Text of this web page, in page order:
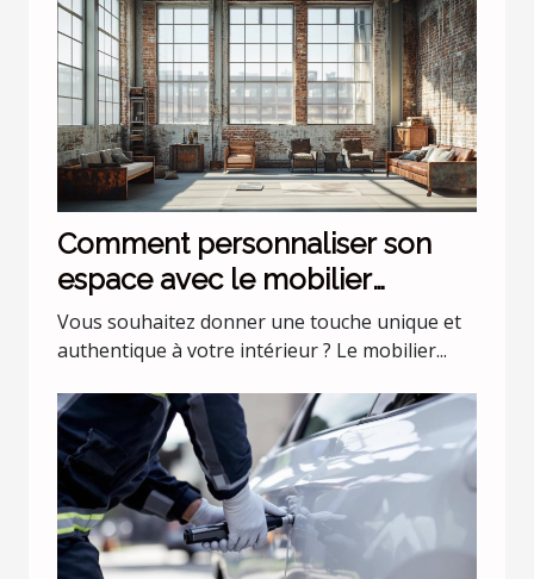
Comment personnaliser son
espace avec le mobilier
industriel ?
Vous souhaitez donner une touche unique et
authentique à votre intérieur ? Le mobilier...